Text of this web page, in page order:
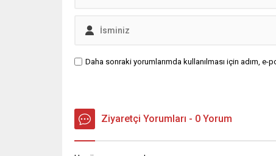
Daha sonraki yorumlarımda kullanılması için adım,
Ziyaretçi Yorumları - 0 Yorum